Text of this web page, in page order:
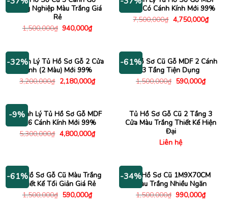
Công Nghiệp Màu Trắng Giá
Rẻ
1,500,000₫ Giá
940,000₫Giá
hiện
940,000₫.
1m6 Có Cánh Kính Mới 99%
7,500,000₫ Giá
gốc
4,750,000₫Giá
hiện
-32%
Thanh Lý Tủ Hồ Sơ Gỗ 2 Cửa
Kính (2 Màu) Mới 99%
3,200,000₫ Giá
gốc
2,180,000₫Giá
hiện
-61%
Tủ Hồ Sơ Cũ Gỗ MDF 2 Cánh
3 Tầng Tiện Dụng
1,500,000₫ Giá
590,000₫Giá
hiện
-9%
Thanh Lý Tủ Hồ Sơ Gỗ MDF
1m6 Cánh Kính Mới 99%
5,300,000₫ Giá
gốc
4,800,000₫Giá
hiện
Tủ Hồ Sơ Gỗ Cũ 2 Tầng 3
Cửa Màu Trắng Thiết Kế Hiện
Đại
Liên hệ
-61%
Tủ Hồ Sơ Gỗ Cũ Màu Trắng
Thiết Kế Tối Giản Giá Rẻ
1,500,000₫ Giá
590,000₫Giá
hiện
-34%Tủ Hồ Sơ Cũ 1M9X70CM
Màu Trắng Nhiều Ngăn
1,500,000₫ Giá
990,000₫Giá
hiện